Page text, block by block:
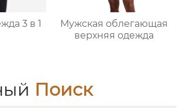
3 в 1
Мужская облегающая
верхняя одежда
Поиск